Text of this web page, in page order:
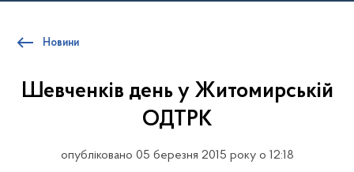
Новини
Шевченків день у Житомирській
ОДТРК
опубліковано 05 березня 2015 року о 12:18